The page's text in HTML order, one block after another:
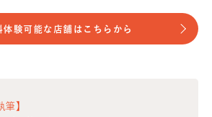
体験可能な店舗はこちらから
筆】